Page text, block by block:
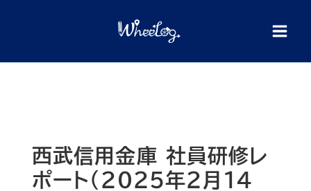
西武信用金庫 社員研修レ
ポート（2025年2月14